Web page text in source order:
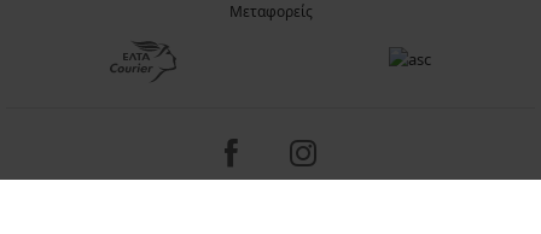
Μεταφορείς